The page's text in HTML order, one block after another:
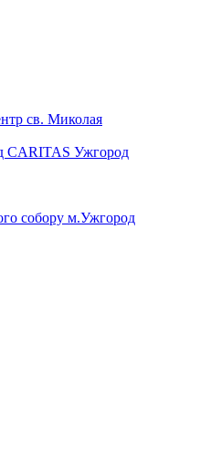
св. Миколая
CARITAS Ужгород
собору м.Ужгород